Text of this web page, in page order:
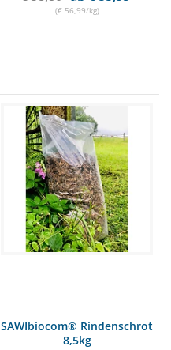
(€ 56,99/kg)
SAWIbiocom® Rindenschrot
8,5kg